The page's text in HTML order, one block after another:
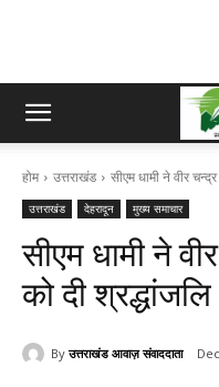
होम उत्तराखंड सीएम धामी ने वीर
उत्तराखंड देहरादून मुख्य समाचार
सीएम धामी ने
को दी श्रद्धांजलि
By उत्तराखंड आवाज़ संवाददाता